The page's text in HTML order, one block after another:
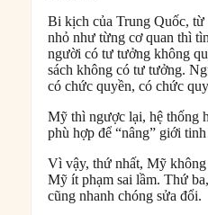
Bi kịch của Trung Quốc,
nhỏ như từng cơ quan thì
người có tư tưởng không
sách không có tư tưởng.
có chức quyền, có chức
Mỹ thì ngược lại, hệ thống
phù hợp để “nâng” giới
Vì vậy, thứ nhất, Mỹ
Mỹ ít phạm sai lầm. Thứ
cũng nhanh chóng sửa đổi.